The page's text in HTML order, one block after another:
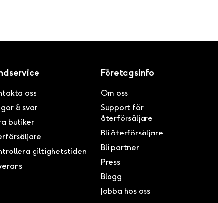
oss
& svar
butiker
giltighetstiden
Företagsinfo
Om oss
Support för
återförsäljare
Bli återförsäljare
Bli partner
Press
Blogg
Jobba hos oss